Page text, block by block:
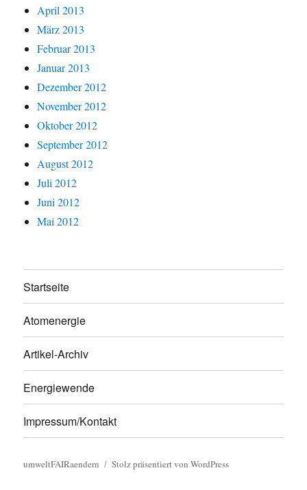
April 2013
März 2013
Februar 2013
Januar 2013
Dezember 2012
November 2012
Oktober 2012
September 2012
August 2012
Juli 2012
Juni 2012
Mai 2012
Startseite
Atomenergie
Artikel-Archiv
Energiewende
Impressum/Kontakt
umweltFAIRaendern Stolz präsentiert von WordPress